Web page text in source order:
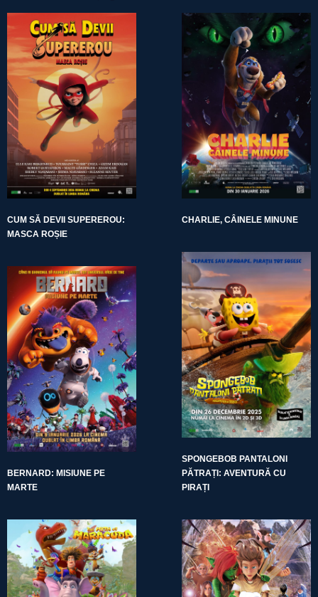
CUM SĂ DEVII SUPEREROU:
MASCA ROȘIE
CHARLIE, CÂINELE MINUNE
BERNARD: MISIUNE PE
MARTE
SPONGEBOB PANTALONI
PĂTRAȚI: AVENTURĂ CU
PIRAȚI